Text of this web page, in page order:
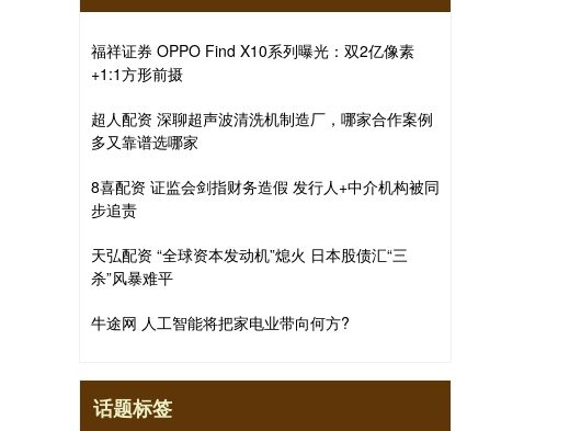
福祥证券 OPPO Find X10系列曝光：双2亿像素
+1:1方形前摄
超人配资 深聊超声波清洗机制造厂，哪家合作案例
多又靠谱选哪家
8喜配资 证监会剑指财务造假 发行人+中介机构被同
步追责
天弘配资 “全球资本发动机”熄火 日本股债汇“三
杀”风暴难平
牛途网 人工智能将把家电业带向何方?
话题标签